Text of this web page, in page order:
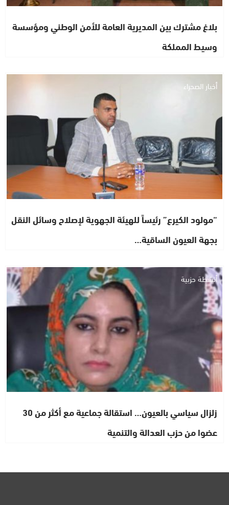
بلاغ مشترك بين المديرية العامة للأمن الوطني ومؤسسة
وسيط المملكة
أخبار الصحراء
“مولود الكيرع” رئيساً للهيئة الجهوية لإصلاح وسائل النقل
بجهة العيون الساقية…
أنشطة حزبية
زلزال سياسي بالعيون… استقالة جماعية مع أكثر من 30
عضوا من حزب العدالة والتنمية